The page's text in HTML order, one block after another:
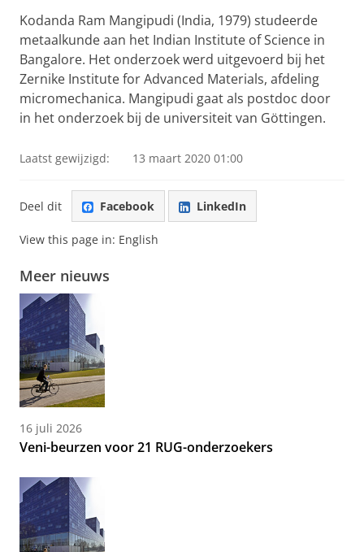
Kodanda Ram Mangipudi (India, 1979) studeerde
metaalkunde aan het Indian Institute of Science in
Bangalore. Het onderzoek werd uitgevoerd bij het
Zernike Institute for Advanced Materials, afdeling
micromechanica. Mangipudi gaat als postdoc door
in het onderzoek bij de universiteit van Göttingen.
Laatst gewijzigd: 13 maart 2020 01:00
Deel dit Facebook LinkedIn
View this page in: English
Meer nieuws
16 juli 2026
Veni-beurzen voor 21 RUG-onderzoekers